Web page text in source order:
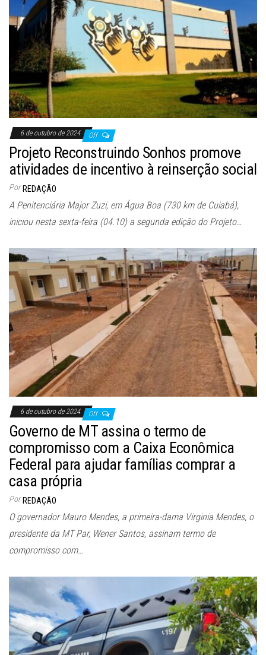
6 de outubro de 2024 Off
Projeto Reconstruindo Sonhos promove
atividades de incentivo à reinserção social
Por REDAÇÃO
A Penitenciária Major Zuzi, em Água Boa (730 km de Cuiabá),
iniciou nesta sexta-feira (04.10) a segunda edição do Projeto…
6 de outubro de 2024 Off
Governo de MT assina o termo de
compromisso com a Caixa Econômica
Federal para ajudar famílias comprar a
casa própria
Por REDAÇÃO
O governador Mauro Mendes, a primeira-dama Virginia Mendes, o
presidente da MT Par, Wener Santos, assinam termo de
compromisso com…